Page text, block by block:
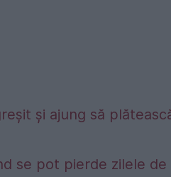
și ajung să
se pot pierde zilele de